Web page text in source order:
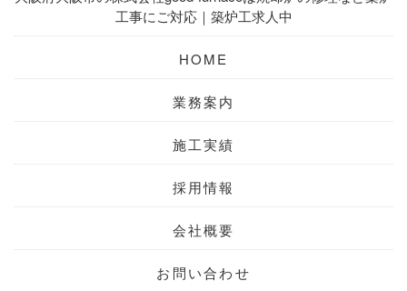
工事にご対応｜築炉工求人中
HOME
業務案内
施工実績
採用情報
会社概要
お問い合わせ